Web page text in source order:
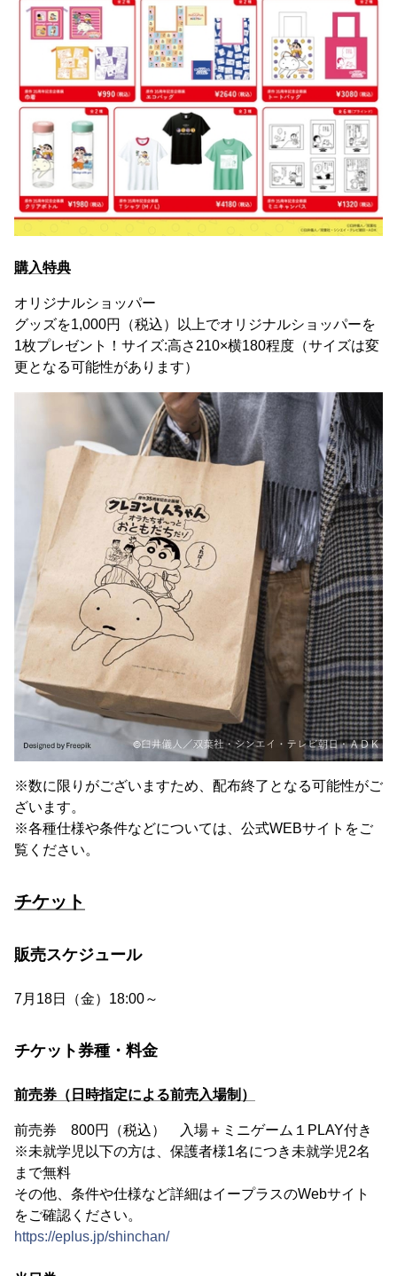
購入特典
オリジナルショッパー
グッズを1,000円（税込）以上でオリジナルショッパーを
1枚プレゼント！サイズ:高さ210×横180程度（サイズは変
更となる可能性があります）
※数に限りがございますため、配布終了となる可能性がご
ざいます。
※各種仕様や条件などについては、公式WEBサイトをご
覧ください。
チケット
販売スケジュール
7月18日（金）18:00～
チケット券種・料金
前売券（日時指定による前売入場制）
前売券 800円（税込） 入場＋ミニゲーム１PLAY付き
※未就学児以下の方は、保護者様1名につき未就学児2名
まで無料
その他、条件や仕様など詳細はイープラスのWebサイト
をご確認ください。
https://eplus.jp/shinchan/